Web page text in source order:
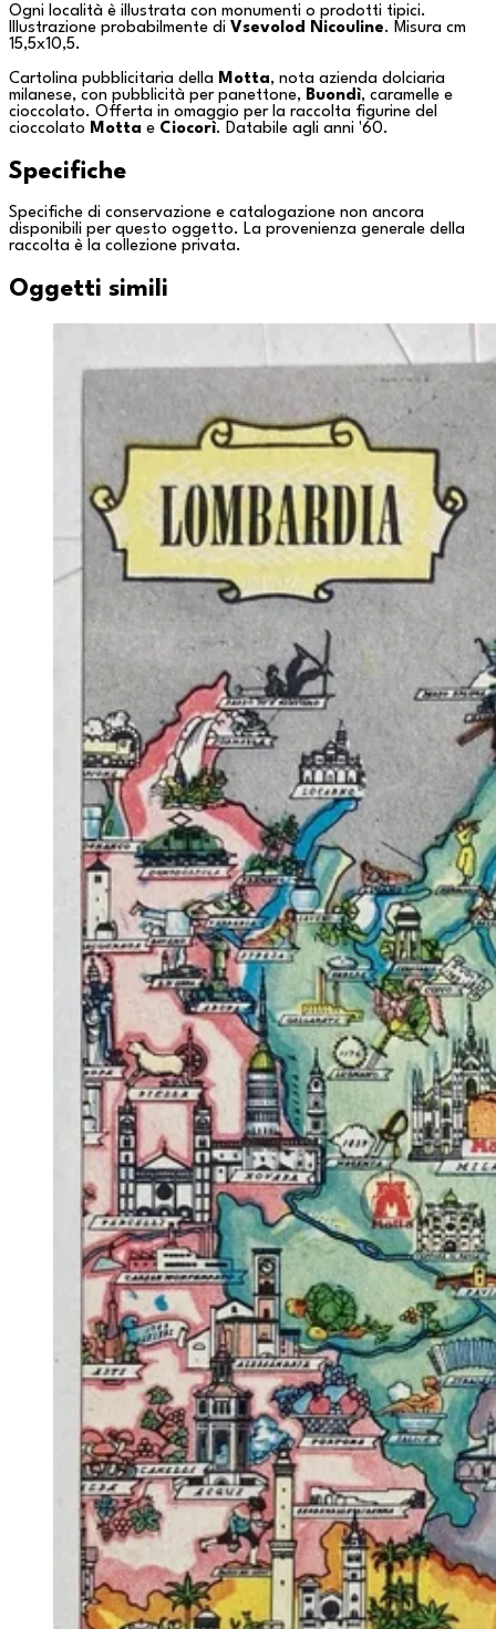
Ogni località è illustrata con monumenti o prodotti tipici.
Illustrazione probabilmente di Vsevolod Nicouline. Misura cm
15,5x10,5.
Cartolina pubblicitaria della Motta, nota azienda dolciaria
milanese, con pubblicità per panettone, Buondì, caramelle e
cioccolato. Offerta in omaggio per la raccolta figurine del
cioccolato Motta e Ciocorì. Databile agli anni '60.
Specifiche
Specifiche di conservazione e catalogazione non ancora
disponibili per questo oggetto. La provenienza generale della
raccolta è la collezione privata.
Oggetti simili